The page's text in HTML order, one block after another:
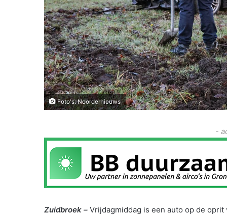
Foto's: Noordernieuws
-
Zuidbroek – Vrijdagmiddag is een auto op de